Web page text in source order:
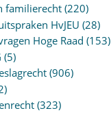
familierecht(220)
HvJEU (28)
Hoge Raad (153)
(5)
(906)
(323)